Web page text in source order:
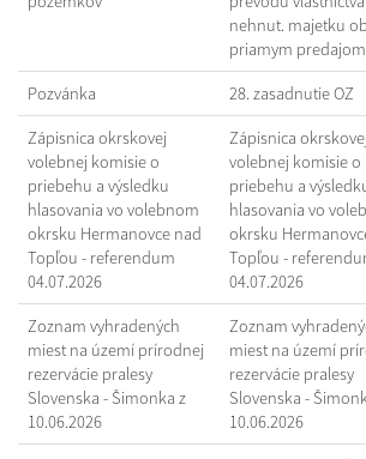
nehnut. majetku
priamym predajom
Pozvánka 28. zasadnutie OZ
Zápisnica okrskovej
volebnej komisie o
priebehu a výsledku
hlasovania vo volebnom
okrsku Hermanovce nad
Topľou - referendum
04.07.2026
Zápisnica
volebnej komisie o
priebehu a
hlasovania vo
okrsku
Topľou -
04.07.2026
Zoznam vyhradených
miest na území prírodnej
rezervácie pralesy
Slovenska - Šimonka z
10.06.2026
Zoznam
miest na území
rezervácie pralesy
Slovenska -
10.06.2026